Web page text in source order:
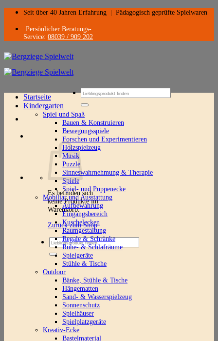
Zum
springen
Seit über 40 Jahren Erfahrung Pädagogisch geprüfte Spielwaren
Persönlicher Beratungs-
Service: 08039 / 909 202
Suchen
nach:
Es befinden sich
keine Produkte im
Warenkorb.
Zurück zum Shop
Suchen
nach:
Startseite
Kindergarten
Spiel und Spaß
Bauen & Konstruieren
Bewegungsspiele
Forschen und Experimentieren
Holzspielzeug
Musik
Puzzle
Sinneswahrnehmung & Therapie
Spiele
Spiel- und Puppenecke
Mobiliar und Ausstattung
Aufbewahrung
Eingangsbereich
Kuschelecken
Raumgestaltung
Regale & Schränke
Ruhe- & Schlafräume
Spielgeräte
Stühle & Tische
Outdoor
Bänke, Stühle & Tische
Hängematten
Sand- & Wasserspielzeug
Sonnenschutz
Spielhäuser
Spielplatzgeräte
Kreativ-Ecke
Bastelmaterial